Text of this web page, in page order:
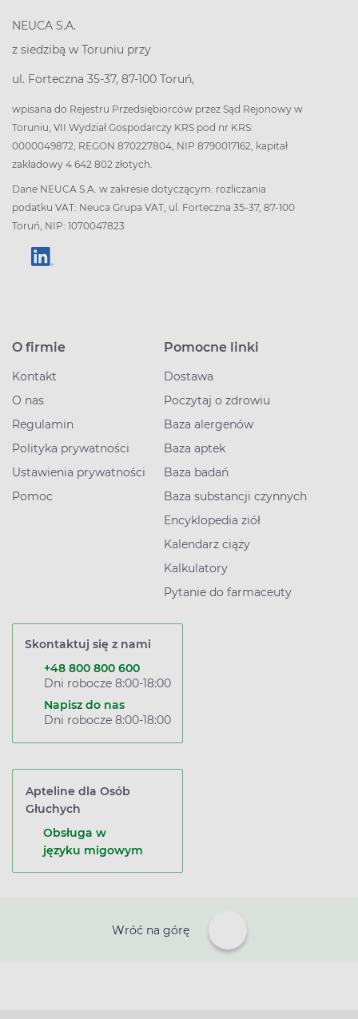
NEUCA S.A.
z siedzibą w Toruniu przy
ul. Forteczna 35-37, 87-100 Toruń,
wpisana do Rejestru Przedsiębiorców przez Sąd Rejonowy w
Toruniu, VII Wydział Gospodarczy KRS pod nr KRS:
0000049872, REGON 870227804, NIP 8790017162, kapitał
zakładowy 4 642 802 złotych.
Dane NEUCA S.A. w zakresie dotyczącym: rozliczania
podatku VAT: Neuca Grupa VAT, ul. Forteczna 35-37, 87-100
Toruń, NIP: 1070047823
O firmie
Kontakt
O nas
Regulamin
Polityka prywatności
Ustawienia prywatności
Pomoc
Pomocne linki
Dostawa
Poczytaj o zdrowiu
Baza alergenów
Baza aptek
Baza badań
Baza substancji czynnych
Encyklopedia ziół
Kalendarz ciąży
Kalkulatory
Pytanie do farmaceuty
Skontaktuj się z nami
+48 800 800 600
Dni robocze 8:00-18:00
Napisz do nas
Dni robocze 8:00-18:00
Apteline dla Osób
Głuchych
Obsługa w
języku migowym
Wróć na górę